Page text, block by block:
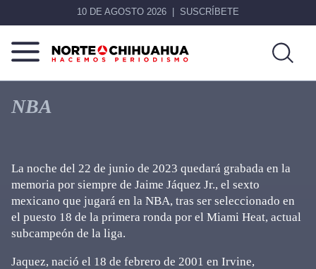
10 DE AGOSTO 2026 SUSCRÍBETE
Norte
Chihuahua
Más
noticias,
NBA
La noche del 22 de junio de 2023 quedará grabada en la
memoria por siempre de Jaime Jáquez Jr., el sexto
mexicano que jugará en la NBA, tras ser seleccionado en
el puesto 18 de la primera ronda por el Miami Heat, actual
subcampeón de la liga.
Jaquez, nació el 18 de febrero de 2001 en Irvine,